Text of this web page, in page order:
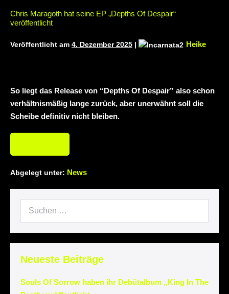
22.11.2025 im Parkhaus Meiderich,
Duisburg (Vorbericht)
24.10.2025 im ROTTSTR5-THEATER,
Bochum
Chris Maragoth hat seine EP „Depths Of Despair“
veröffentlicht
Veröffentlicht am 4. Dezember 2025 | Heike
So liegt das Release von “Depths Of Despair” also schon
verhältnismäßig lange zurück, aber unerwähnt soll die
Scheibe definitiv nicht bleiben.
Abgelegt unter: News
Neueste Beiträge
Souls Of Sorrow haben ihr Debütalbum „King In The